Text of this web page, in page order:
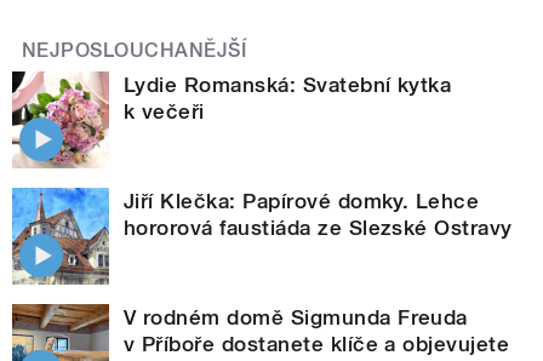
NEJPOSLOUCHANĚJŠÍ
Lydie Romanská: Svatební kytka
k večeři
Jiří Klečka: Papírové domky. Lehce
hororová faustiáda ze Slezské Ostravy
V rodném domě Sigmunda Freuda
v Příboře dostanete klíče a objevujete